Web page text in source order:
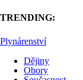
TRENDING:
Plynárenství
Dějiny
Obory